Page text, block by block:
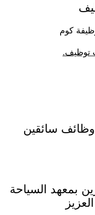
كوم
توظيف.
وظائف سائقين
بمعهد السياحة